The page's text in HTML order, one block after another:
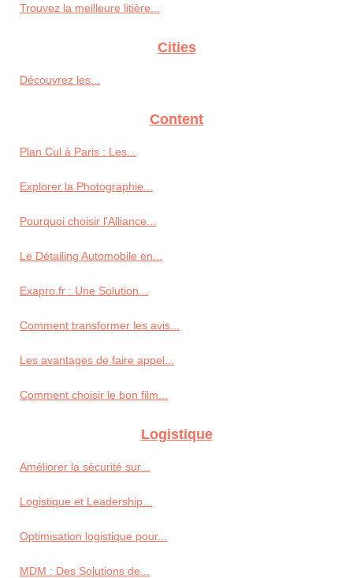
Trouvez la meilleure litière...
Cities
Découvrez les...
Content
Plan Cul à Paris : Les...
Explorer la Photographie...
Pourquoi choisir l'Alliance...
Le Détailing Automobile en...
Exapro.fr : Une Solution...
Comment transformer les avis...
Les avantages de faire appel...
Comment choisir le bon film...
Logistique
Améliorer la sécurité sur...
Logistique et Leadership...
Optimisation logistique pour...
MDM : Des Solutions de...